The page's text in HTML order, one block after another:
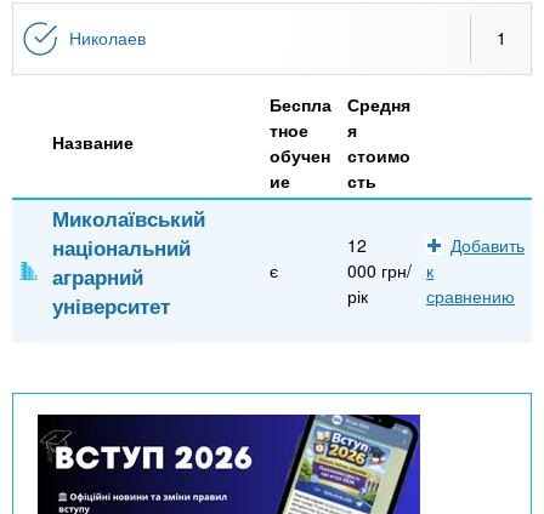
n
t
.
i
f
o
а
н
и
Онлайн курсы
За рубежом
Николаев 1
Название
Беспла
тное
обучен
ие
Средня
я
стоимо
сть
Миколаївський
національний
аграрний
університет
є
12
000 грн/
рік
Добавить
к
сравнению